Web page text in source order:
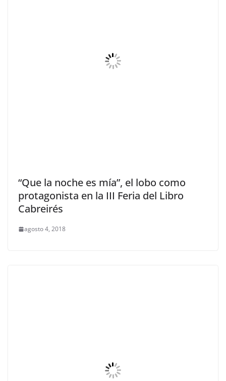
“Que la noche es mía”, el lobo como
protagonista en la III Feria del Libro
Cabreirés
agosto 4, 2018